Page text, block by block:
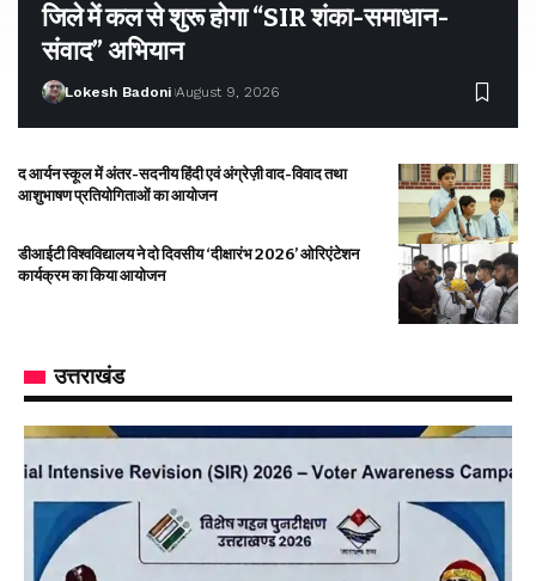
जिले में कल से शुरू होगा “SIR शंका-समाधान-
संवाद” अभियान
Lokesh Badoni August 9, 2026
द आर्यन स्कूल में अंतर-सदनीय हिंदी एवं अंग्रेज़ी वाद-विवाद तथा
आशुभाषण प्रतियोगिताओं का आयोजन
डीआईटी विश्वविद्यालय ने दो दिवसीय ‘दीक्षारंभ 2026’ ओरिएंटेशन
कार्यक्रम का किया आयोजन
उत्तराखंड